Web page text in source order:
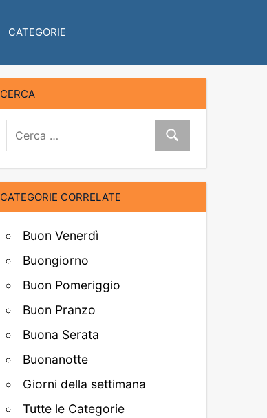
CATEGORIE
CERCA
Cerca:
Cerca
CATEGORIE CORRELATE
Buon Venerdì
Buongiorno
Buon Pomeriggio
Buon Pranzo
Buona Serata
Buonanotte
Giorni della settimana
Tutte le Categorie